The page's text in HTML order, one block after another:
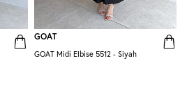
GOAT
GOAT Midi Elbise 5512 - Siyah